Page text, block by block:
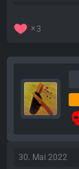
3
30. Mai 2022